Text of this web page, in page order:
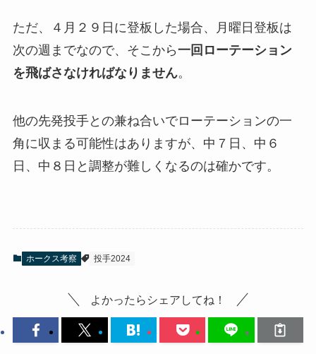
ただ、４月２９日に登板した場合、月曜日登板は
次の週までなので、そこから一回ローテーション
を飛ばさなければなりません。
他の先発投手との兼ね合いでローテーションの一
角に収まる可能性はありますが、中７日、中６
日、中８日と調整が難しくなるのは確かです。
ホークス考察 投手2024
よかったらシェアしてね！